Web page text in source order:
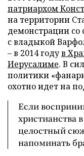
патриархом
на территории
демонстрации со
с владыкой
– в 2014 годув
Иерусалиме. В
политики
охотно идет на
Если
христианства
целостный
напоминать